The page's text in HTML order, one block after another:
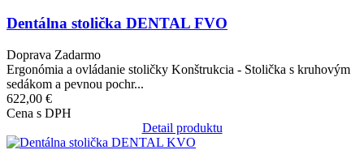
Dentálna stolička DENTAL FVO
Doprava Zadarmo
Ergonómia a ovládanie stoličky Konštrukcia - Stolička s kruhovým
sedákom a pevnou pochr...
622,00 €
Cena s DPH
Detail produktu
Obrázok